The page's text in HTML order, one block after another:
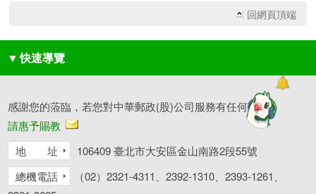
回網頁頂端
▼ 快速導覽
感謝您的蒞臨，若您對中華郵政(股)公司服務有任何建議，
請惠予賜教
地 址
106409 臺北市大安區金山南路2段55號
總機電話
（02）2321-4311、2392-1310、2393-1261、